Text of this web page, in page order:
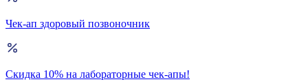
Чек-ап здоровый позвоночник
Скидка 10% на лабораторные чек-апы!